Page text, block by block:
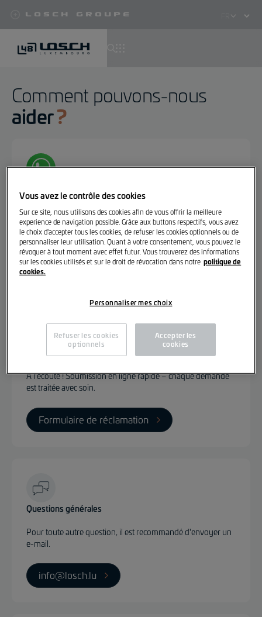
au
contenu
principal
Losch Groupe
Select
Comment pouvons-nous
aider
Des questions ? Réponses rapides, simples et
personnalisées via WhatsApp.
+352 621 592 936
Feedback & réclamations
À l'écoute ! Soumission en ligne rapide – chaque demande
est traitée avec soin.
Formulaire de réclamation
Questions générales
Pour toute autre question, il est recommandé d'envoyer un
e-mail.
info@losch.lu
Vous avez le contrôle des cookies
Sur ce site, nous utilisons des cookies afin de vous offrir la meilleure
experience de navigation possible. Grâce aux buttons respectifs, vous avez
le choix d'accepter tous les cookies, de refuser les cookies optionnels ou de
personnaliser leur utilisation. Quant à votre consentement, vous pouvez le
révoquer à tout moment avec effet futur. Vous trouverez des informations
sur les cookies utilisés et sur le droit de révocation dans notre politique de
cookies.
Personnaliser mes choix
Refuser les cookies
optionnels
Accepter les
cookies